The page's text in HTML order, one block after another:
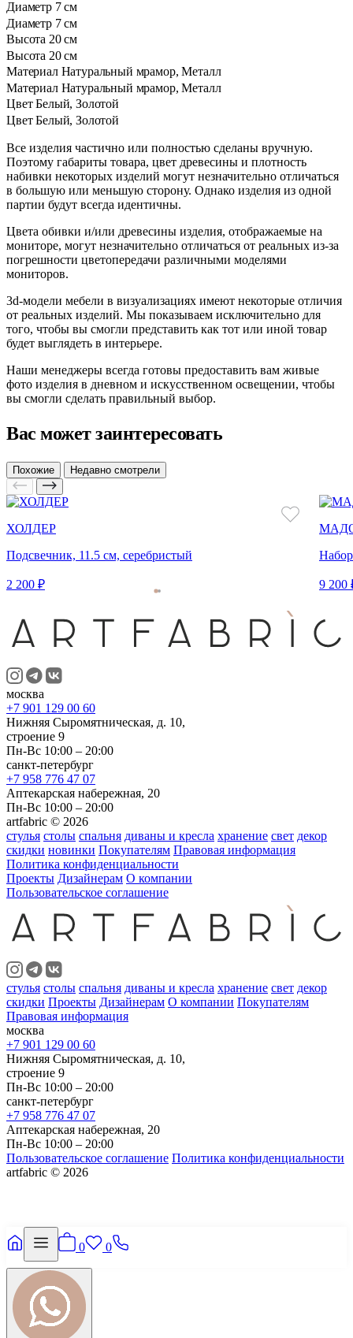
Диаметр 7 см
Диаметр 7 см
Высота 20 см
Высота 20 см
Материал Натуральный мрамор, Металл
Материал Натуральный мрамор, Металл
Цвет Белый, Золотой
Цвет Белый, Золотой
Все изделия частично или полностью сделаны вручную.
Поэтому габариты товара, цвет древесины и плотность
набивки некоторых изделий могут незначительно отличаться
в большую или меньшую сторону. Однако изделия из одной
партии будут всегда идентичны.
Цвета обивки и/или древесины изделия, отображаемые на
мониторе, могут незначительно отличаться от реальных из-за
погрешности цветопередачи различными моделями
мониторов.
3d-модели мебели в визуализациях имеют некоторые отличия
от реальных изделий. Мы показываем исключительно для
того, чтобы вы смогли представить как тот или иной товар
будет выглядеть в интерьере.
Наши менеджеры всегда готовы предоставить вам живые
фото изделия в дневном и искусственном освещении, чтобы
вы смогли сделать правильный выбор.
Вас может заинтересовать
Похожие Недавно смотрели
ХОЛДЕР
Подсвечник, 11.5 см, серебристый
2 200 ₽ 9 200
москва
+7 901 129 00 60
Нижняя Сыромятническая, д. 10,
строение 9
Пн-Вс 10:00 – 20:00
санкт-петербург
+7 958 776 47 07
Аптекарская набережная, 20
Пн-Вс 10:00 – 20:00
artfabric © 2026
стулья столы спальня диваны и кресла хранение свет декор
скидки новинки Покупателям Правовая информация
Политика конфиденциальности
Проекты Дизайнерам О компании
Пользовательское соглашение
стулья столы спальня диваны и кресла хранение свет декор
скидки Проекты Дизайнерам О компании Покупателям
Правовая информация
москва
+7 901 129 00 60
Нижняя Сыромятническая, д. 10,
строение 9
Пн-Вс 10:00 – 20:00
санкт-петербург
+7 958 776 47 07
Аптекарская набережная, 20
Пн-Вс 10:00 – 20:00
Пользовательское соглашение Политика конфиденциальности
artfabric © 2026
0 0